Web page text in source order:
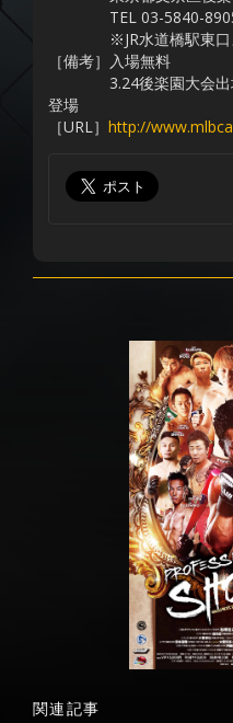
TEL 03-5840-
※JR水道橋駅東口
［備考］入場無料
3.24後楽園大会出場
登場
［URL］ http://
関連記事